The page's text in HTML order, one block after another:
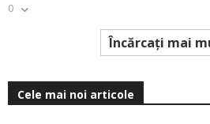
0
Încărcați mai
Cele mai noi articole